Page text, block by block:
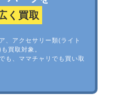
く買取
、アクセサリー類(ライト
買取対象。
も、ママチャリでも買い取